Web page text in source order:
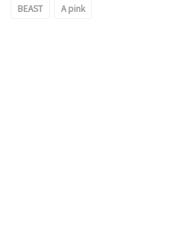
BEAST A pink